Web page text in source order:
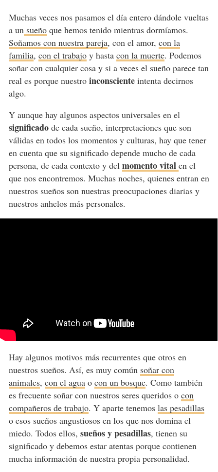
Muchas veces nos pasamos el día entero dándole vueltas
a unsueñoque hemos tenido mientras dormíamos.
Soñamos con nuestra pareja, con el amor, con la
familia, con el trabajoy hasta con la muerte. Podemos
soñar con cualquier cosa y si a veces el sueño parece tan
real es porque nuestro inconscienteintenta decirnos
algo.
Y aunque hay algunos aspectos universales en el
significadode cada sueño, interpretaciones que son
válidas en todos los momentos y culturas, hay que tener
en cuenta que su significado depende mucho de cada
persona, de cada contexto y del momento vital en el
que nos encontremos. Muchas noches, quienes entran en
nuestros sueños son nuestras preocupaciones diarias y
nuestros anhelos más personales.
Hay algunos motivos más recurrentes que otros en
nuestros sueños. Así, es muy común soñar con
animales, con el aguao con un bosque. Como también
es frecuente soñar con nuestros seres queridos o con
compañeros de trabajo. Y aparte tenemos las pesadillas
o esos sueños angustiosos en los que nos domina el
miedo. Todos ellos, sueños y pesadillas, tienen su
significado y debemos estar atentas porque contienen
mucha información de nuestra propia personalidad.